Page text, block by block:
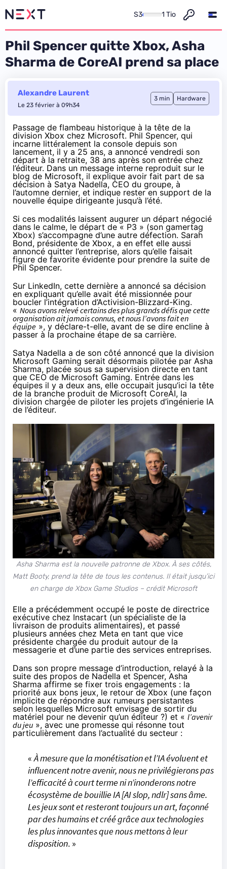
S3 1 Tio
Phil Spencer quitte Xbox, Asha
Sharma de CoreAI prend sa place
Alexandre Laurent
Le 23 février à 09h34
3 min Hardware
Passage de flambeau historique à la tête de la
division Xbox chez Microsoft. Phil Spencer, qui
incarne littéralement la console depuis son
lancement, il y a 25 ans, a annoncé vendredi son
départ à la retraite, 38 ans après son entrée chez
l’éditeur. Dans un message interne reproduit sur le
blog de Microsoft, il explique avoir fait part de sa
décision à Satya Nadella, CEO du groupe, à
l’automne dernier, et indique rester en support de la
nouvelle équipe dirigeante jusqu’à l’été.
Si ces modalités laissent augurer un départ négocié
dans le calme, le départ de « P3 » (son gamertag
Xbox) s’accompagne d’une autre défection. Sarah
Bond, présidente de Xbox, a en effet elle aussi
annoncé quitter l’entreprise, alors qu’elle faisait
figure de favorite évidente pour prendre la suite de
Phil Spencer.
Sur LinkedIn, cette dernière a annoncé sa décision
en expliquant qu’elle avait été missionnée pour
boucler l’intégration d’Activision-Blizzard-King.
« Nous avons relevé certains des plus grands défis que cette
organisation ait jamais connus, et nous l’avons fait en
équipe », y déclare-t-elle, avant de se dire encline à
passer à la prochaine étape de sa carrière.
Satya Nadella a de son côté annoncé que la division
Microsoft Gaming serait désormais pilotée par Asha
Sharma, placée sous sa supervision directe en tant
que CEO de Microsoft Gaming. Entrée dans les
équipes il y a deux ans, elle occupait jusqu’ici la tête
de la branche produit de Microsoft CoreAI, la
division chargée de piloter les projets d’ingénierie IA
de l’éditeur.
Asha Sharma est la nouvelle patronne de Xbox. À ses côtés,
Matt Booty, prend la tête de tous les contenus. Il était jusqu’ici
en charge de Xbox Game Studios – crédit Microsoft
Elle a précédemment occupé le poste de directrice
exécutive chez Instacart (un spécialiste de la
livraison de produits alimentaires), et passé
plusieurs années chez Meta en tant que vice
présidente chargée du produit autour de la
messagerie et d’une partie des services entreprises.
Dans son propre message d’introduction, relayé à la
suite des propos de Nadella et Spencer, Asha
Sharma affirme se fixer trois engagements : la
priorité aux bons jeux, le retour de Xbox (une façon
implicite de répondre aux rumeurs persistantes
selon lesquelles Microsoft envisage de sortir du
matériel pour ne devenir qu’un éditeur ?) et « l’avenir
du jeu », avec une promesse qui résonne tout
particulièrement dans l’actualité du secteur :
«À mesure que la monétisation et l’IA évoluent et
influencent notre avenir, nous ne privilégierons pas
l’efficacité à court terme ni n’inonderons notre
écosystème de bouillie IA [AI slop, ndlr] sans âme.
Les jeux sont et resteront toujours un art, façonné
par des humains et créé grâce aux technologies
les plus innovantes que nous mettons à leur
disposition. »